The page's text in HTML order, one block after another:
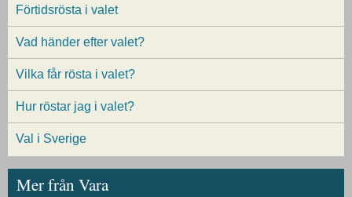
Förtidsrösta i valet
Vad händer efter valet?
Vilka får rösta i valet?
Hur röstar jag i valet?
Val i Sverige
Mer från Vara